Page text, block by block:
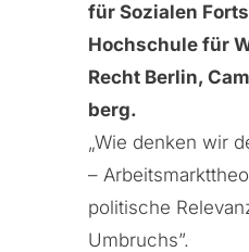
für Sozia­len
Hoch­schu­le für
Recht Ber­lin,
berg.
„Wie den­ken wir
–
poli­ti­sche
Umbruchs”.